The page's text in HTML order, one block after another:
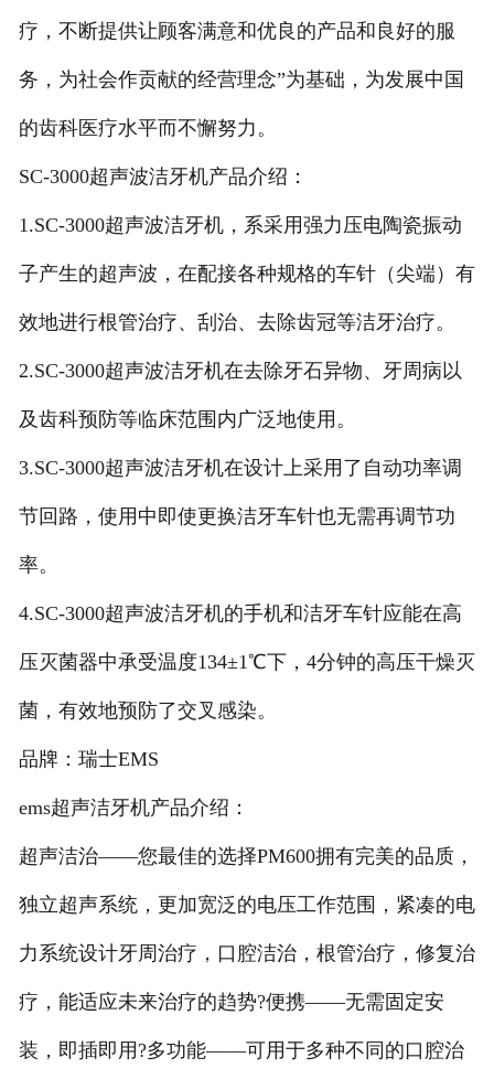
疗，不断提供让顾客满意和优良的产品和良好的服
务，为社会作贡献的经营理念”为基础，为发展中国
的齿科医疗水平而不懈努力。
SC-3000超声波洁牙机产品介绍：
1.SC-3000超声波洁牙机，系采用强力压电陶瓷振动
子产生的超声波，在配接各种规格的车针（尖端）有
效地进行根管治疗、刮治、去除齿冠等洁牙治疗。
2.SC-3000超声波洁牙机在去除牙石异物、牙周病以
及齿科预防等临床范围内广泛地使用。
3.SC-3000超声波洁牙机在设计上采用了自动功率调
节回路，使用中即使更换洁牙车针也无需再调节功
率。
4.SC-3000超声波洁牙机的手机和洁牙车针应能在高
压灭菌器中承受温度134±1℃下，4分钟的高压干燥灭
菌，有效地预防了交叉感染。
品牌：瑞士EMS
ems超声洁牙机产品介绍：
超声洁治——您最佳的选择PM600拥有完美的品质，
独立超声系统，更加宽泛的电压工作范围，紧凑的电
力系统设计牙周治疗，口腔洁治，根管治疗，修复治
疗，能适应未来治疗的趋势?便携——无需固定安
装，即插即用?多功能——可用于多种不同的口腔治